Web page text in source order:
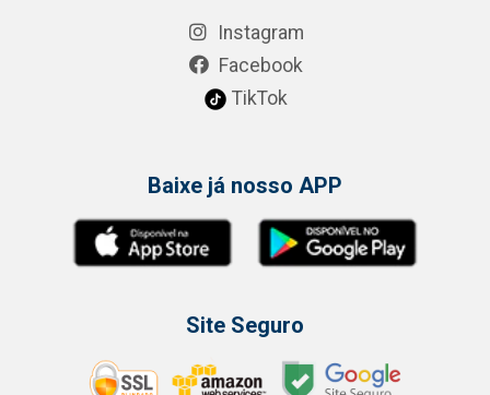
Instagram
Facebook
TikTok
Baixe já nosso APP
Site Seguro